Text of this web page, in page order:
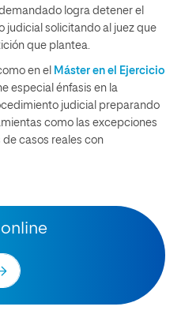
logra detener el
judicial solicitando al juez que
que plantea.
en el Máster en el Ejercicio
especial énfasis en la
judicial preparando
como las excepciones
casos reales con